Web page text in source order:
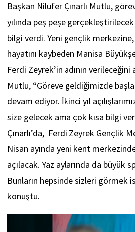
Başkan Nilüfer Çınarlı Mutlu,
yılında peş peşe
bilgi verdi. Yeni gençlik
hayatını kaybeden Manisa
Ferdi Zeyrek’in adının verileceğini
Mutlu, “Göreve geldiğimizde
devam ediyor. İkinci yıl
size gelecek ama çok kısa bilgi
Çınarlı’da, Ferdi Zeyrek Gençlik
Nisan ayında yeni kent
açılacak. Yaz aylarında da büyük
Bunların hepsinde sizleri görmek
konuştu.